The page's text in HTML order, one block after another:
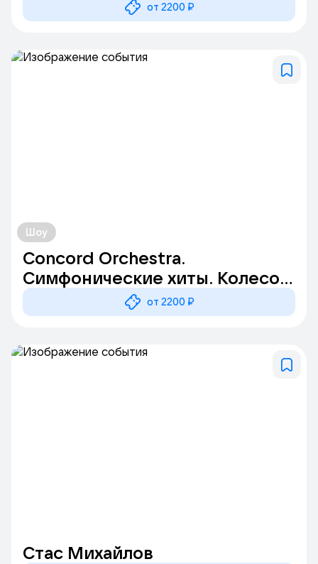
от 2200 ₽
Шоу
Concord Orchestra.
Симфонические хиты. Колесо
любви
от 2200 ₽
Стас Михайлов